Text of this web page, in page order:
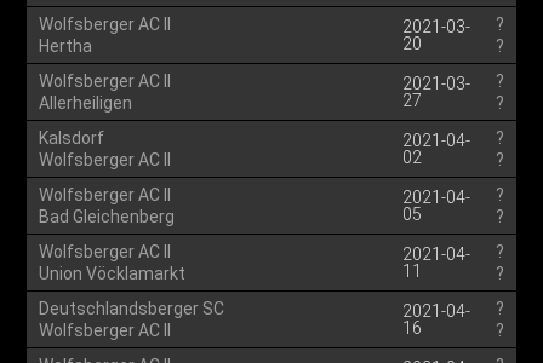
Wolfsberger AC II
Hertha
2021-03-
20
?
?
Wolfsberger AC II
Allerheiligen
2021-03-
27
?
?
Kalsdorf
Wolfsberger AC II
2021-04-
02
?
?
Wolfsberger AC II
Bad Gleichenberg
2021-04-
05
?
?
Wolfsberger AC II
Union Vöcklamarkt
2021-04-
11
?
?
Deutschlandsberger SC
Wolfsberger AC II
2021-04-
16
?
?